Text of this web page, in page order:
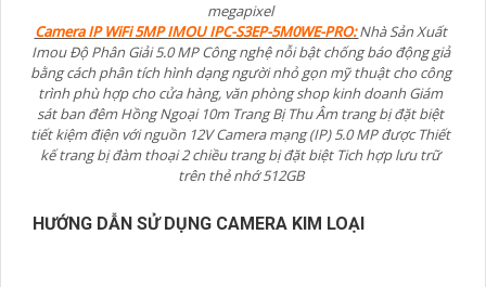
megapixel
Camera IP WiFi 5MP IMOU IPC-S3EP-5M0WE-PRO:Nhà Sản Xuất
Imou Độ Phân Giải 5.0 MP Công nghệ nỗi bật chống báo động giả
bằng cách phân tích hình dạng người nhỏ gọn mỹ thuật cho công
trình phù hợp cho cửa hàng, văn phòng shop kinh doanh Giám
sát ban đêm Hồng Ngoại 10m Trang Bị Thu Âm trang bị đặt biệt
tiết kiệm điện với nguồn 12V Camera mạng (IP) 5.0 MP được Thiết
kế trang bị đàm thoại 2 chiều trang bị đặt biệt Tich hợp lưu trữ
trên thẻ nhớ 512GB
HƯỚNG DẪN SỬ DỤNG CAMERA KIM LOẠI